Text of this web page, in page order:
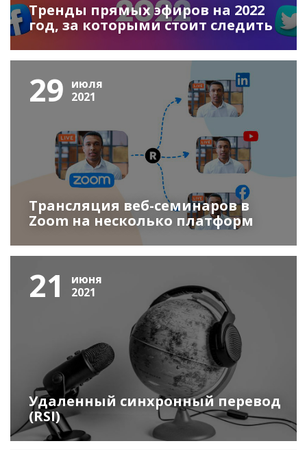
Тренды прямых эфиров на 2022
год, за которыми стоит следить
29 июля
2021
Трансляция веб-семинаров в
Zoom на несколько платформ
21
июня
2021
Удаленный синхронный перевод
(RSI)